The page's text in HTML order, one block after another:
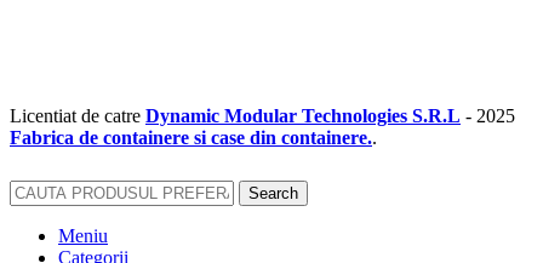
Licentiat de catre Dynamic Modular Technologies S.R.L - 2025
Fabrica de containere si case din containere..
Search
Meniu
Categorii